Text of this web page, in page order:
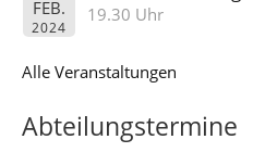
FEB.
2024
19.30 Uhr
Alle Veranstaltungen
Abteilungstermine